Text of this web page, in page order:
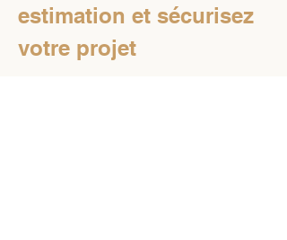
estimation et sécurisez
votre projet